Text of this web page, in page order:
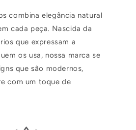
combina elegância natural
cada peça. Nascida da
que expressam a
os usa, nossa marca se
que são modernos,
com um toque de